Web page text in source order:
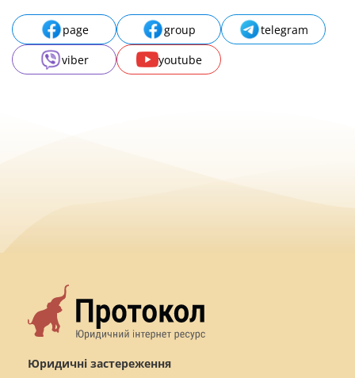
page group
telegram
viber
youtube
Юридичні застереження